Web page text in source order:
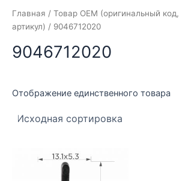
Главная / Товар OEM (оригинальный код,
артикул) / 9046712020
9046712020
Отображение единственного товара